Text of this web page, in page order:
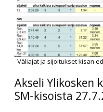
Väliajat ja sijoitukset kisan
Akseli Ylikosken
SM-kisoista